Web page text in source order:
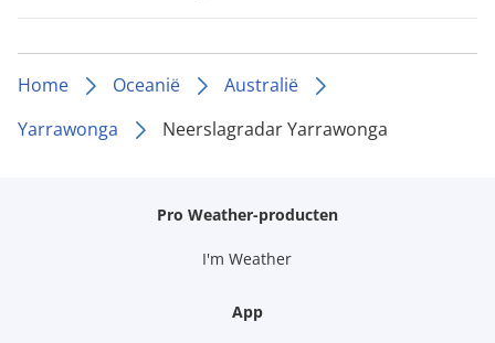
Home Oceanië
Australië
Yarrawonga
Neerslagradar Yarrawonga
Pro Weather-producten
I'm Weather
App